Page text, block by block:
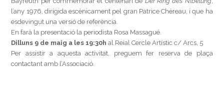
l’any 1976, dirigida escènicament pel gran Patrice Chéreau, i que ha
esdevingut una versió de referència.
En farà la presentació la periodista Rosa Massagué.
Dilluns 9 de maig a les 19:30h al Reial Cercle Artístic c/ Arcs, 5
Per assistir a aquesta activitat, preguem fer reserva de plaça
contactant amb l’Associació.